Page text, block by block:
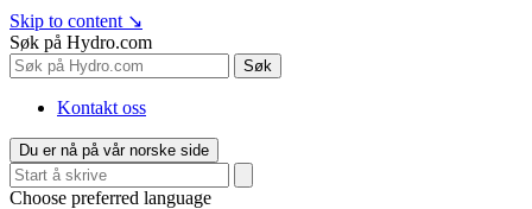
Skip to content ↘
Søk på Hydro.com
Søk
Kontakt oss
Du er nå på vår norske side
Choose preferred language